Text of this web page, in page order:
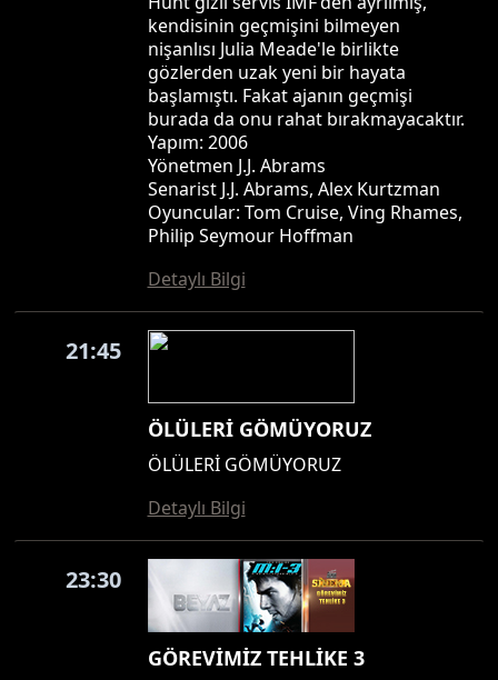
kendisinin geçmişini bilmeyen
nişanlısı Julia Meade'le birlikte
gözlerden uzak yeni bir hayata
başlamıştı. Fakat ajanın geçmişi
burada da onu rahat bırakmayacaktır.
Yapım: 2006
Yönetmen J.J. Abrams
Senarist J.J. Abrams, Alex Kurtzman
Oyuncular: Tom Cruise, Ving Rhames,
Philip Seymour Hoffman
Detaylı Bilgi
21:45
ÖLÜLERİ GÖMÜYORUZ
ÖLÜLERİ GÖMÜYORUZ
Detaylı Bilgi
23:30
GÖREVİMİZ TEHLİKE 3